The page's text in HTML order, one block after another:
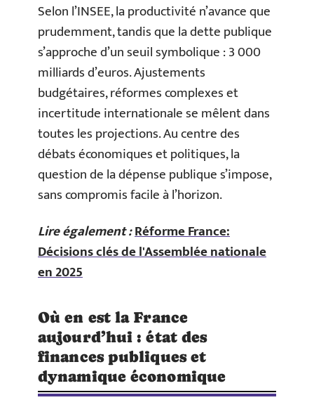
Selon l’INSEE, la productivité n’avance que
prudemment, tandis que la dette publique
s’approche d’un seuil symbolique : 3 000
milliards d’euros. Ajustements
budgétaires, réformes complexes et
incertitude internationale se mêlent dans
toutes les projections. Au centre des
débats économiques et politiques, la
question de la dépense publique s’impose,
sans compromis facile à l’horizon.
Lire également :Réforme France:
Décisions clés de l'Assemblée nationale
en 2025
Où en est la France
aujourd’hui : état des
finances publiques et
dynamique économique